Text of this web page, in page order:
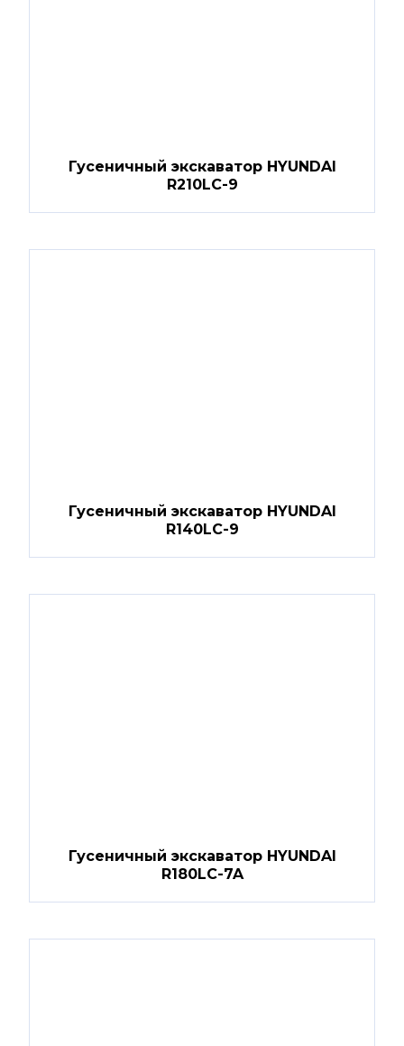
Гусеничный экскаватор HYUNDAI
R210LC-9
Гусеничный экскаватор HYUNDAI
R140LC-9
Гусеничный экскаватор HYUNDAI
R180LC-7A